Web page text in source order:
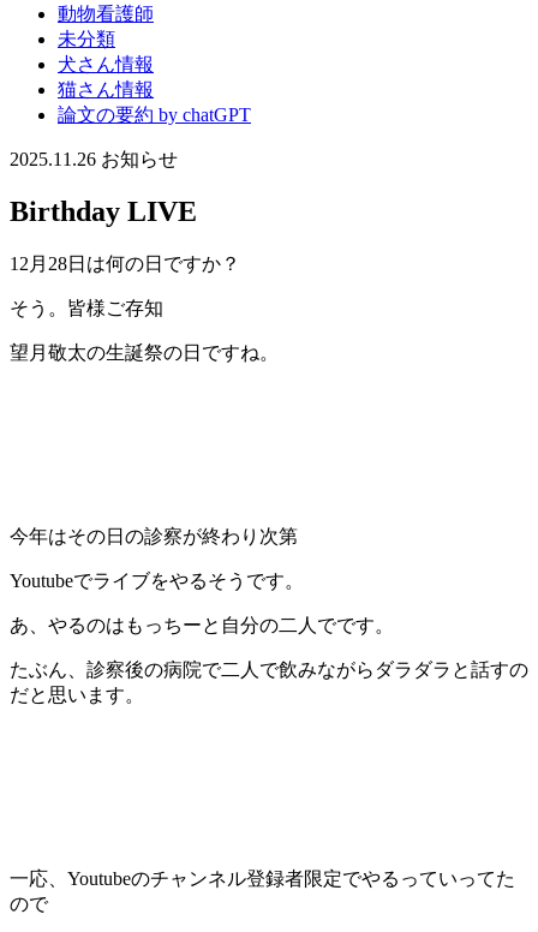
動物看護師
未分類
犬さん情報
猫さん情報
論文の要約 by chatGPT
2025.11.26 お知らせ
Birthday LIVE
12月28日は何の日ですか？
そう。皆様ご存知
望月敬太の生誕祭の日ですね。
今年はその日の診察が終わり次第
Youtubeでライブをやるそうです。
あ、やるのはもっちーと自分の二人でです。
たぶん、診察後の病院で二人で飲みながらダラダラと話すの
だと思います。
一応、Youtubeのチャンネル登録者限定でやるっていってた
ので